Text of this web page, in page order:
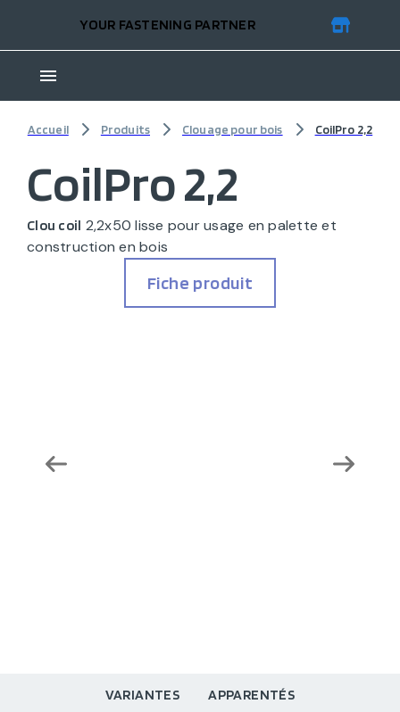
YOUR FASTENING PARTNER
Accueil Produits Clouage pour bois CoilPro 2,2
CoilPro 2,2
Clou coil 2,2x50 lisse pour usage en palette et
construction en bois
Fiche produit
VARIANTES APPARENTÉS